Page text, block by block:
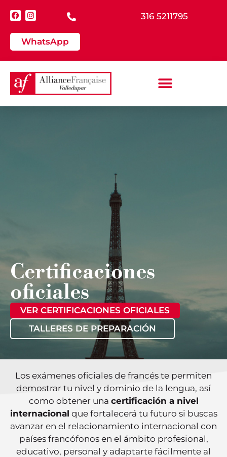
316 5211795
WhatsApp
Certificaciones
oficiales
VER CERTIFICACIONES OFICIALES
TALLERES DE PREPARACIÓN
Los exámenes oficiales de francés te permiten
demostrar tu nivel y dominio de la lengua, así
como obtener una certificación a nivel
internacional que fortalecerá tu futuro si buscas
avanzar en el relacionamiento internacional con
países francófonos en el ámbito profesional,
educativo, personal y adaptarte fácilmente al